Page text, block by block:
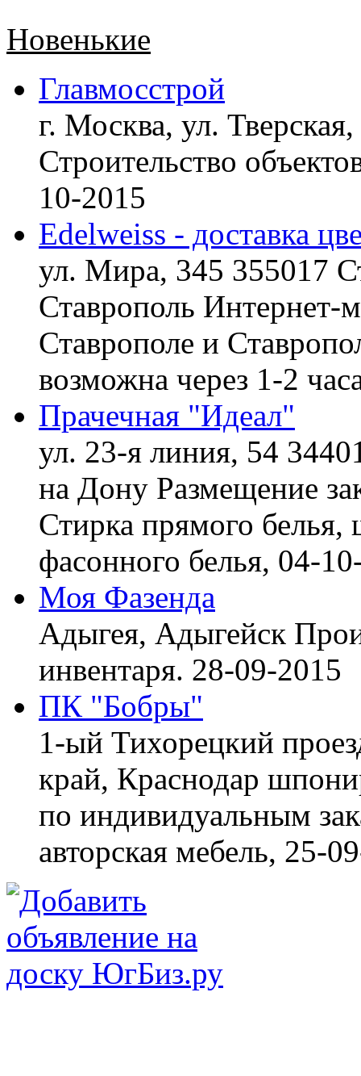
Новенькие
Главмосстрой
г. Москва, ул.
Строительство
10-2015
Edelweiss - доставка
ул. Мира, 345 355017
Ставрополь Интернет-
Ставрополе и
возможна через 1-2
Прачечная "Идеал"
ул. 23-я линия, 54
на Дону Размещение
Стирка прямого
фасонного белья, 04-
Моя Фазенда
Адыгея, Адыгейск
инвентаря. 28-09-2015
ПК "Бобры"
1-ый Тихорецкий
край, Краснодар
по индивидуальным
авторская мебель, 25-